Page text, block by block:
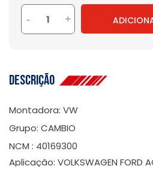
- +
Descrição
Montadora: VW
Grupo: CAMBIO
NCM : 40169300
Aplicação: VOLKSWAGEN FORD